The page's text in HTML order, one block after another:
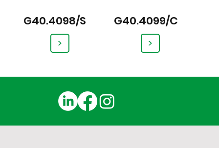
G40.4098/S
>
G40.4099/C
>